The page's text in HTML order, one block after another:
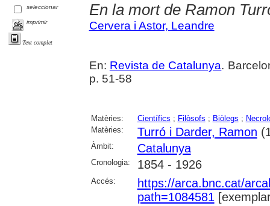
seleccionar
imprimir
Text complet
En la mort de Ramon
Cervera i Astor, Leandre
En: Revista de Catalunya.
p. 51-58
Matèries: Científics ; Filòsofs ; Biòlegs ;
Matèries:
Turró i Darder, Ramon
Àmbit: Catalunya
Cronologia: 1854 - 1926
Accés:
https://arca.bnc.cat/
path=1084581